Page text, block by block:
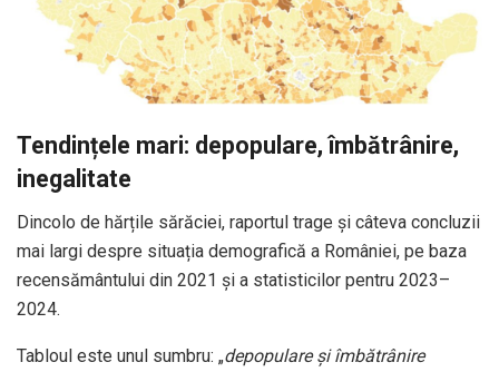
Tendințele mari: depopulare, îmbătrânire,
inegalitate
Dincolo de hărțile sărăciei, raportul trage și câteva concluzii
mai largi despre situația demografică a României, pe baza
recensământului din 2021 și a statisticilor pentru 2023–
2024.
Tabloul este unul sumbru: „depopulare și îmbătrânire